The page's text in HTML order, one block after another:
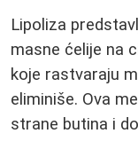
Lipoliza
masne ćelije na
koje rastvaraju
eliminiše. Ova
strane butina i